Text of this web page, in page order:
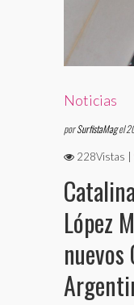
Noticias
porSurfistaMagel
228Vistas |
López
nuevos